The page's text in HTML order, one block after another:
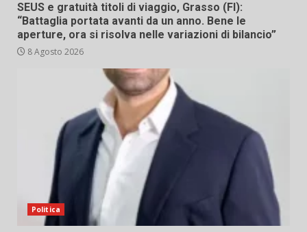
SEUS e gratuità titoli di viaggio, Grasso (FI):
“Battaglia portata avanti da un anno. Bene le
aperture, ora si risolva nelle variazioni di bilancio”
8 Agosto 2026
Politica